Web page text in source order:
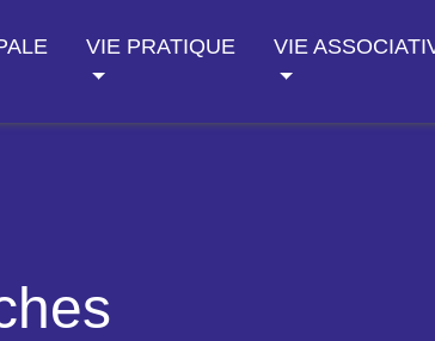
VIE PRATIQUE VIE